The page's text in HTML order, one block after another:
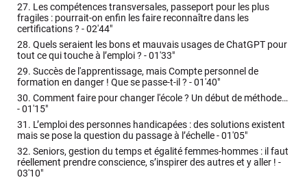
27. Les compétences transversales, passeport pour les plus
fragiles : pourrait-on enfin les faire reconnaître dans les
certifications ? -02'44"
28. Quels seraient les bons et mauvais usages de ChatGPT pour
tout ce qui touche à l’emploi ? -01'33"
29. Succès de l'apprentissage, mais Compte personnel de
formation en danger ! Que se passe-t-il ? -01'40"
30. Comment faire pour changer l'école ? Un début de méthode…
-01'15"
31. L’emploi des personnes handicapées : des solutions existent
mais se pose la question du passage à l’échelle -01'05"
32. Seniors, gestion du temps et égalité femmes-hommes : il faut
réellement prendre conscience, s’inspirer des autres et y aller ! -
03'10"